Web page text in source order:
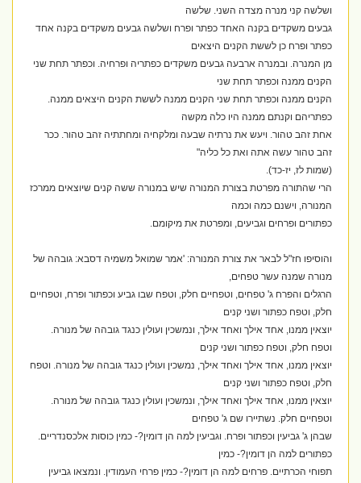
ושלשה קני מנרה מצדה השני. שלשה
גבעים משקדים בקנה האחד כפתר ופרח ושלשה גבעים משקדים בקנה אחד
כפתר ופרח כן לששת הקנים היצאים
מן המנרה. ובמנרה ארבעה גבעים משקדים כפתריה ופרחיה. וכפתר תחת שני
הקנים ממנה וכפתר תחת שני
הקנים ממנה וכפתר תחת שני הקנים ממנה לששת הקנים היצאים ממנה.
כפתריהם וקנתם ממנה היו כלה מקשה
אחת זהב טהור. ויעש את נרתיה שבעה ומלקחיה ומחתתיה זהב טהור. ככר
זהב טהור עשה אתה ואת כל כליה"
(שמות לז, יז-כד).
הרי שהתורה מפרטת בצורת המנורה שיש במנורה ששה קנים שיוצאים ממרכז
המנורה, וישנם כמה וכמה
כפתורים ופרחים וגביעים, ומפרטת את מיקומם.
והוסיפו חז"ל לבאר את צורת המנורה: 'אמר שמואל משמיה דסבא: גובהה של
מנורה שמנה עשר טפחים,
הרגלים והפרח ג' טפחים, וטפחיים חלק, וטפח שבו גביע וכפתור ופרח, וטפחיים
חלק, וטפח כפתור ושני קנים
יוצאין ממנו, אחד אילך ואחד אילך, ונמשכין ועולין כנגד גובהה של מנורה.
וטפח חלק, וטפח כפתור ושני קנים
יוצאין ממנו, אחד אילך ואחד אילך, נמשכין ועולין כנגד גובהה של מנורה. וטפח
חלק, וטפח כפתור ושני קנים
יוצאין ממנו, אחד אילך ואחד אילך, ונמשכין ועולין כנגד גובהה של מנורה.
וטפחיים חלק. נשתיירו שם ג' טפחים
שבהן ג' גביעין וכפתור ופרח. וגביעין למה הן דומין?- כמין כוסות אלכסנדריים.
כפתורים למה הן דומין?- כמין
תפוחי הכרתיים. פרחים למה הן דומין?- כמין פרחי העמודין. ונמצאו גביעין